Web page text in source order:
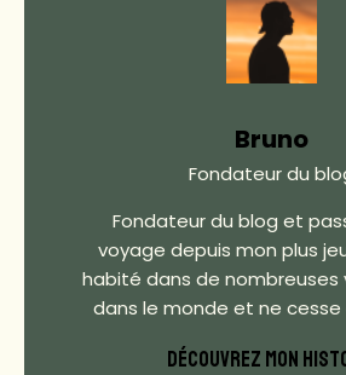
Bruno
Fondateur du
Fondateur du blog et
voyage depuis mon plus
habité dans de nombreuses
dans le monde et ne cesse
DÉCOUVREZ MON